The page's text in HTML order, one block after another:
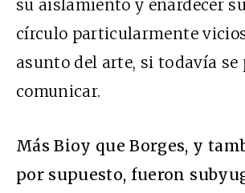
su aislamiento y enardecer
círculo particularmente
asunto del arte, si todavía se
comunicar.
Más Bioy que Borges, y
por supuesto, fueron